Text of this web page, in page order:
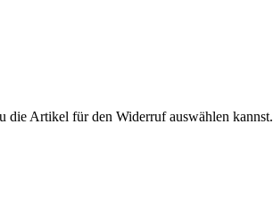
die Artikel für den Widerruf auswählen kannst.